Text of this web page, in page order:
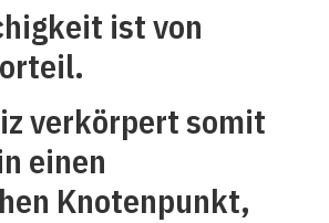
ist von
verkörpert somit
einen
Knotenpunkt,